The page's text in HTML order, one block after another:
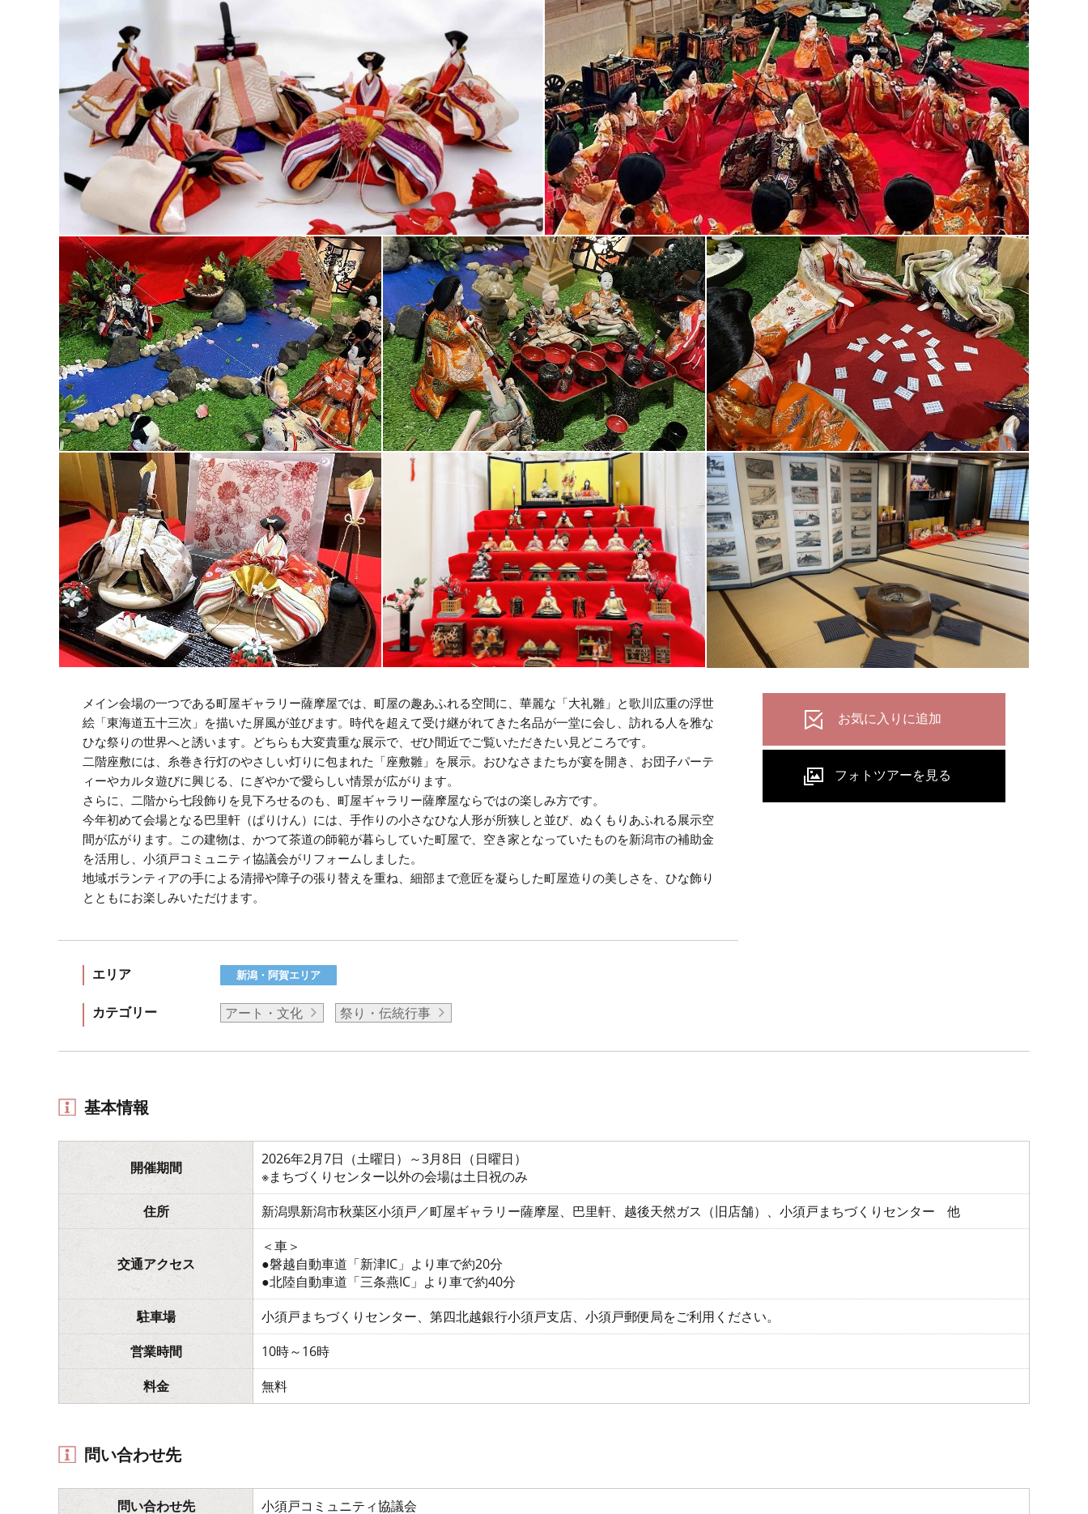
メイン会場の一つである町屋ギャラリー薩摩屋では、町屋の趣あふれる空間に、華麗な「大礼雛」と歌川広重の浮世
絵「東海道五十三次」を描いた屏風が並びます。時代を超えて受け継がれてきた名品が一堂に会し、訪れる人を雅な
ひな祭りの世界へと誘います。どちらも大変貴重な展示で、ぜひ間近でご覧いただきたい見どころです。
二階座敷には、糸巻き行灯のやさしい灯りに包まれた「座敷雛」を展示。おひなさまたちが宴を開き、お団子パーテ
ィーやカルタ遊びに興じる、にぎやかで愛らしい情景が広がります。
さらに、二階から七段飾りを見下ろせるのも、町屋ギャラリー薩摩屋ならではの楽しみ方です。
今年初めて会場となる巴里軒（ぱりけん）には、手作りの小さなひな人形が所狭しと並び、ぬくもりあふれる展示空
間が広がります。この建物は、かつて茶道の師範が暮らしていた町屋で、空き家となっていたものを新潟市の補助金
を活用し、小須戸コミュニティ協議会がリフォームしました。
地域ボランティアの手による清掃や障子の張り替えを重ね、細部まで意匠を凝らした町屋造りの美しさを、ひな飾り
とともにお楽しみいただけます。
エリア 新潟・阿賀エリア
カテゴリー アート・文化 祭り・伝統行事
基本情報
開催期間
2026年2月7日（土曜日）～3月8日（日曜日）
※まちづくりセンター以外の会場は土日祝のみ
住所
新潟県新潟市秋葉区小須戸／町屋ギャラリー薩摩屋、巴里軒、越後天然ガス（旧店舗）、小須戸まちづくりセンター 他
交通アクセス
＜車＞
●磐越自動車道「新津IC」より車で約20分
●北陸自動車道「三条燕IC」より車で約40分
駐車場
小須戸まちづくりセンター、第四北越銀行小須戸支店、小須戸郵便局をご利用ください。
営業時間
10時～16時
料金
無料
問い合わせ先
問い合わせ先
小須戸コミュニティ協議会